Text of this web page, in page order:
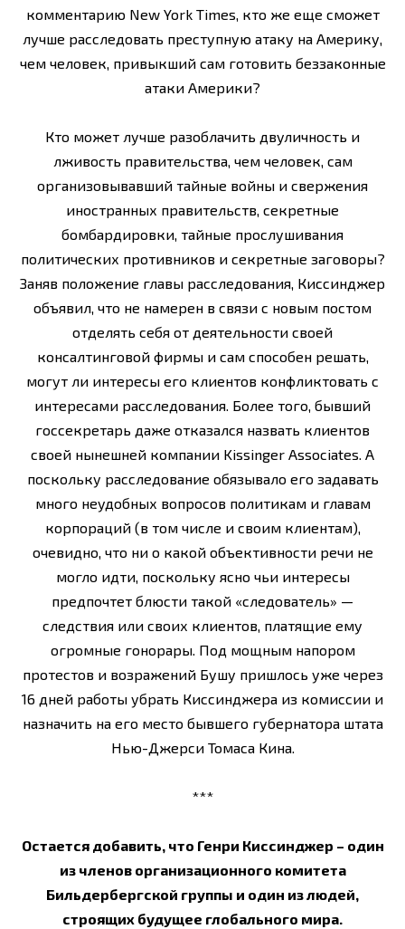
комментарию New York Times, кто же еще сможет
лучше расследовать преступную атаку на Америку,
чем человек, привыкший сам готовить беззаконные
атаки Америки?
Кто может лучше разоблачить двуличность и
лживость правительства, чем человек, сам
организовывавший тайные войны и свержения
иностранных правительств, секретные
бомбардировки, тайные прослушивания
политических противников и секретные заговоры?
Заняв положение главы расследования, Киссинджер
объявил, что не намерен в связи с новым постом
отделять себя от деятельности своей
консалтинговой фирмы и сам способен решать,
могут ли интересы его клиентов конфликтовать с
интересами расследования. Более того, бывший
госсекретарь даже отказался назвать клиентов
своей нынешней компании Kissinger Associates. А
поскольку расследование обязывало его задавать
много неудобных вопросов политикам и главам
корпораций (в том числе и своим клиентам),
очевидно, что ни о какой объективности речи не
могло идти, поскольку ясно чьи интересы
предпочтет блюсти такой «следователь» —
следствия или своих клиентов, платящие ему
огромные гонорары. Под мощным напором
протестов и возражений Бушу пришлось уже через
16 дней работы убрать Киссинджера из комиссии и
назначить на его место бывшего губернатора штата
Нью-Джерси Томаса Кина.
***
Остается добавить, что Генри Киссинджер – один
из членов организационного комитета
Бильдербергской группы и один из людей,
строящих будущее глобального мира.